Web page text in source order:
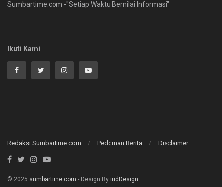
Sumbartime.com -"Setiap Waktu Bernilai Informasi"
Ikuti Kami
Redaksi Sumbartime.com Pedoman Berita Disclaimer
© 2025 sumbartime.com - Design By rudDesign.